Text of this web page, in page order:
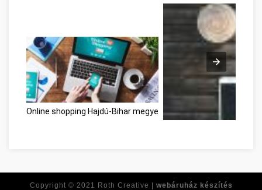
Online shopping Hajdú-Bihar megye
Réponses à toutes vos
Copyright © 2021 Roth Creative | webáruház készítés